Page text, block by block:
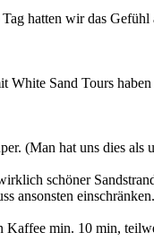
hatten wir das Gefühl
White Sand Tours
(Man hat uns dies
schöner
ansonsten
Kaffee min. 10 min,